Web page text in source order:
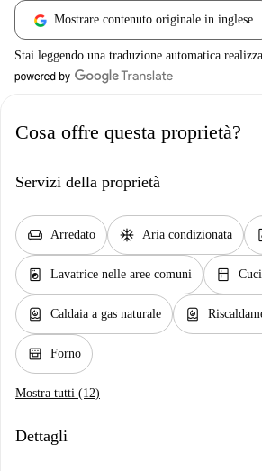
Mostrare contenuto originale in inglese
Stai leggendo una traduzione automatica
Cosa offre questa proprietà?
Servizi della proprietà
chair Arredato ac_unit Aria condizionata
local_laundry_service Lavatrice nelle aree comuni kitchen
water_heater Caldaia a gas naturale water_heater
oven_gen Forno
Mostra tutti (12)
Dettagli